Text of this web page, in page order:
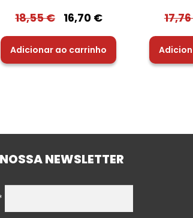
18,55€ 16,70 €
Adicionar ao carrinho
17,76
NEWSLETTER